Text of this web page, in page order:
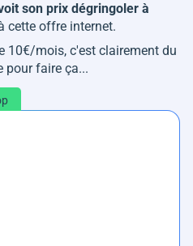
son prix dégringoler à
cette offre internet.
10€/mois, c'est clairement du
pour faire ça...